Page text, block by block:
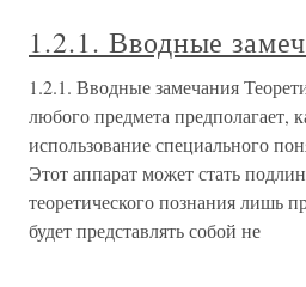
1.2.1. Вводные
1.2.1. Вводные замечания
любого предмета предполагает,
использование специального
Этот аппарат может стать
теоретического познания лишь
будет представлять собой не